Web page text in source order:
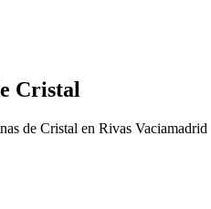
Cristal
de Cristal en Rivas Vaciamadrid